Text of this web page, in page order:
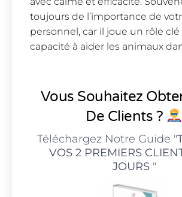
toujours de l’importance de
personnel, car il joue un rôle
capacité à aider les animaux
Vous Souhaitez
De Clients ?
Téléchargez Notre Guide "
VOS 2 PREMIERS
JOURS"